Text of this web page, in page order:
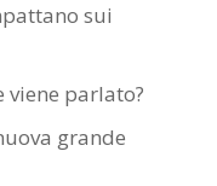
sui
viene parlato?
grande